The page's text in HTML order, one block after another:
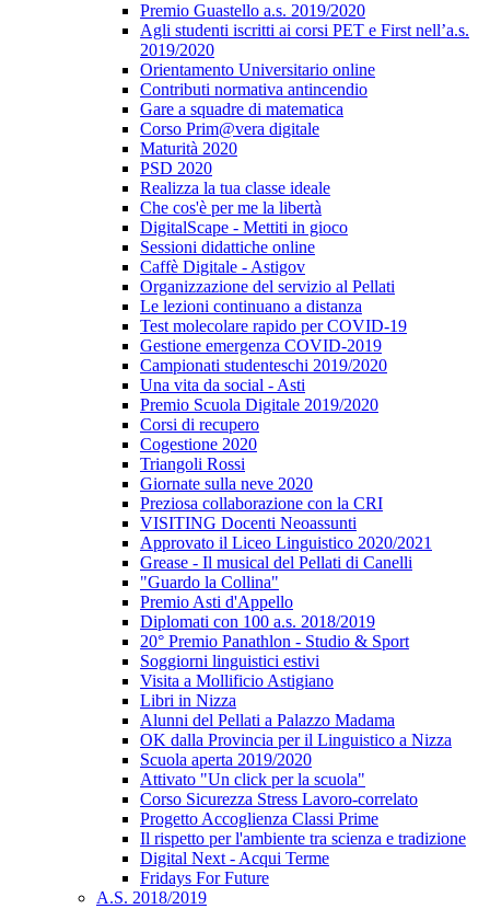
Premio Guastello a.s. 2019/2020
Agli studenti iscritti ai corsi PET e First nell’a.s.
2019/2020
Orientamento Universitario online
Contributi normativa antincendio
Gare a squadre di matematica
Corso Prim@vera digitale
Maturità 2020
PSD 2020
Realizza la tua classe ideale
Che cos'è per me la libertà
DigitalScape - Mettiti in gioco
Sessioni didattiche online
Caffè Digitale - Astigov
Organizzazione del servizio al Pellati
Le lezioni continuano a distanza
Test molecolare rapido per COVID-19
Gestione emergenza COVID-2019
Campionati studenteschi 2019/2020
Una vita da social - Asti
Premio Scuola Digitale 2019/2020
Corsi di recupero
Cogestione 2020
Triangoli Rossi
Giornate sulla neve 2020
Preziosa collaborazione con la CRI
VISITING Docenti Neoassunti
Approvato il Liceo Linguistico 2020/2021
Grease - Il musical del Pellati di Canelli
"Guardo la Collina"
Premio Asti d'Appello
Diplomati con 100 a.s. 2018/2019
20° Premio Panathlon - Studio & Sport
Soggiorni linguistici estivi
Visita a Mollificio Astigiano
Libri in Nizza
Alunni del Pellati a Palazzo Madama
OK dalla Provincia per il Linguistico a Nizza
Scuola aperta 2019/2020
Attivato "Un click per la scuola"
Corso Sicurezza Stress Lavoro-correlato
Progetto Accoglienza Classi Prime
Il rispetto per l'ambiente tra scienza e tradizione
Digital Next - Acqui Terme
Fridays For Future
A.S. 2018/2019